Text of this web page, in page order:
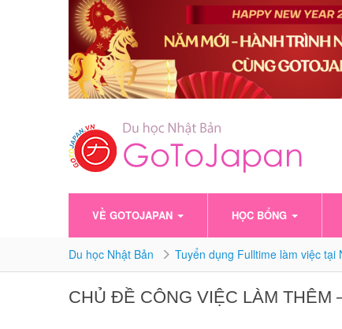
VỀ GOTOJAPAN HỌC BỔNG
Du học Nhật Bản Tuyển dụng Fulltime làm việc tại
CHỦ ĐỀ CÔNG VIỆC LÀM THÊM